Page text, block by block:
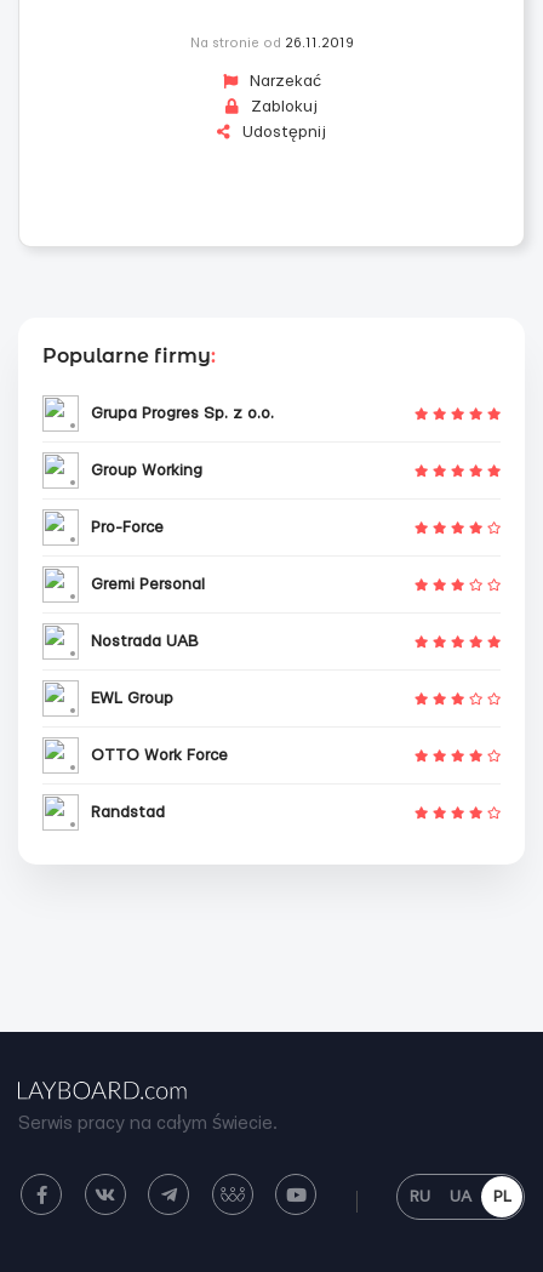
Na stronie od 26.11.2019
Narzekać
Zablokuj
Udostępnij
Popularne firmy:
Grupa Progres Sp. z o.o.
Group Working
Pro-Force
Gremi Personal
Nostrada UAB
EWL Group
OTTO Work Force
Randstad
Serwis pracy na całym świecie.
RU UA PL